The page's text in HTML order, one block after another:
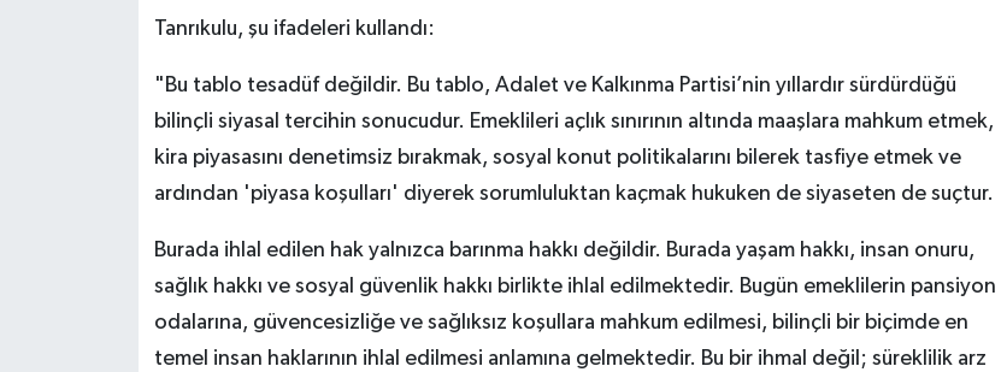
Tanrıkulu, şu ifadeleri kullandı:
"Bu tablo tesadüf değildir. Bu tablo, Adalet ve Kalkınma Partisi’nin yıllardır sürdürdüğü
bilinçli siyasal tercihin sonucudur. Emeklileri açlık sınırının altında maaşlara mahkum etmek,
kira piyasasını denetimsiz bırakmak, sosyal konut politikalarını bilerek tasfiye etmek ve
ardından 'piyasa koşulları' diyerek sorumluluktan kaçmak hukuken de siyaseten de suçtur.
Burada ihlal edilen hak yalnızca barınma hakkı değildir. Burada yaşam hakkı, insan onuru,
sağlık hakkı ve sosyal güvenlik hakkı birlikte ihlal edilmektedir. Bugün emeklilerin pansiyon
odalarına, güvencesizliğe ve sağlıksız koşullara mahkum edilmesi, bilinçli bir biçimde en
temel insan haklarının ihlal edilmesi anlamına gelmektedir. Bu bir ihmal değil; süreklilik arz